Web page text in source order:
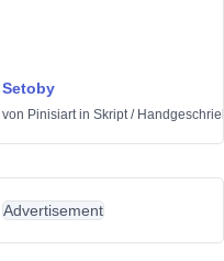
Setoby
von Pinisiartin Skript/
Advertisement